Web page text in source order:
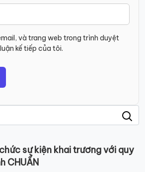
và trang web trong trình duyệt
kế tiếp của tôi.
sự kiện khai trương với quy
CHUẨN